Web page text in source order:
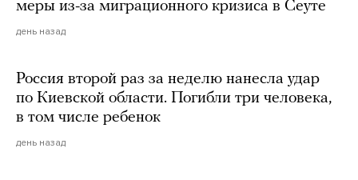
меры из-за миграционного кризиса в Сеуте
день назад
Россия второй раз за неделю нанесла удар
по Киевской области. Погибли три человека,
в том числе ребенок
день назад